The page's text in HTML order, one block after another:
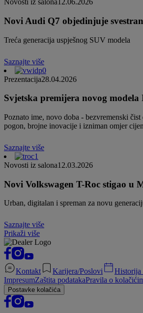
Novosti iz salona 12.06.2026
Novi Audi Q7 objedinjuje
Treća generacija uspješnog SUV modela
Saznajte više
Prezentacija28.04.2026
Svjetska premijera novog modela
Poznato ime, novo doba - bezvremenski
pogon, brojne inovacije i izniman omjer
Saznajte više
Novosti iz salona12.03.2026
Novi Volkswagen T-Roc stigao u
Urban, digitalan i spreman za novu
Saznajte više
Prikaži više
Kontakt Karijera/Poslovi
Historija
ImpresumZaštita podatakaPravila o
Postavke kolačića